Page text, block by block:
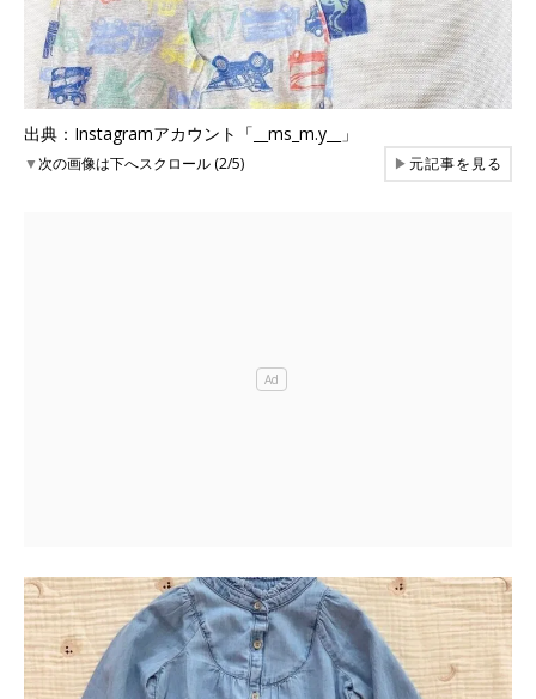
出典：Instagramアカウント「__ms_m.y__」
▼次の画像は下へスクロール (2/5) ▶元記事を見る